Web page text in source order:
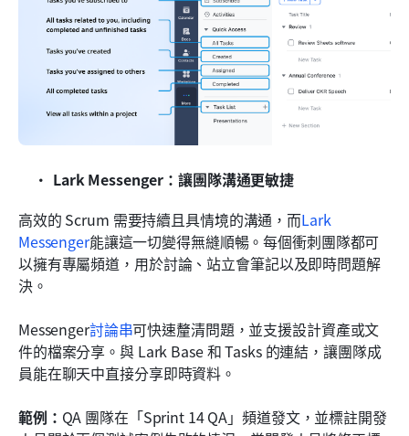
Lark Messenger：讓團隊溝通更敏捷
高效的 Scrum 需要持續且具情境的溝通，而Lark
Messenger能讓這一切變得無縫順暢。每個衝刺團隊都可
以擁有專屬頻道，用於討論、站立會筆記以及即時問題解
決。
Messenger討論串可快速釐清問題，並支援設計資產或文
件的檔案分享。與 Lark Base 和 Tasks 的連結，讓團隊成
員能在聊天中直接分享即時資料。
範例： QA 團隊在「Sprint 14 QA」頻道發文，並標註開發